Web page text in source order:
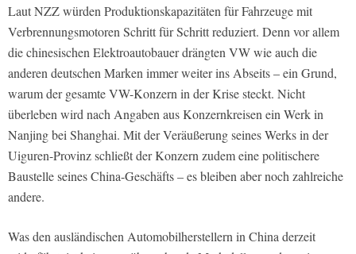
Laut NZZ würden Produktionskapazitäten für Fahrzeuge mit
Verbrennungsmotoren Schritt für Schritt reduziert. Denn vor allem
die chinesischen Elektroautobauer drängten VW wie auch die
anderen deutschen Marken immer weiter ins Abseits – ein Grund,
warum der gesamte VW-Konzern in der Krise steckt. Nicht
überleben wird nach Angaben aus Konzernkreisen ein Werk in
Nanjing bei Shanghai. Mit der Veräußerung seines Werks in der
Uiguren-Provinz schließt der Konzern zudem eine politischere
Baustelle seines China-Geschäfts – es bleiben aber noch zahlreiche
andere.
Was den ausländischen Automobilherstellern in China derzeit